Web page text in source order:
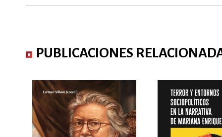
PUBLICACIONES